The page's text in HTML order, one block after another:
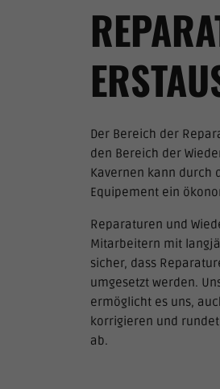
Der Bereich der
den Bereich der
Kavernen kann durch
Equipement ein
Reparaturen und
Mitarbeitern mit
sicher, dass
umgesetzt werden.
ermöglicht es uns,
korrigieren und
ab.